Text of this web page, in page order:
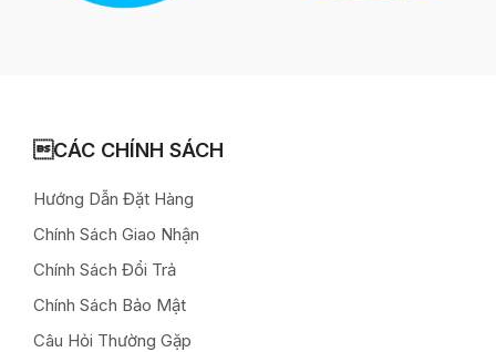
CÁC CHÍNH SÁCH
Hướng Dẫn Đặt Hàng
Chính Sách Giao Nhận
Chính Sách Đổi Trả
Chính Sách Bảo Mật
Câu Hỏi Thường Gặp